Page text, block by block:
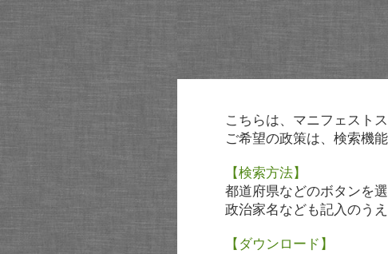
こちらは、マニフェスト
ご希望の政策は、検索機
【検索方法】
都道府県などのボタンを
政治家名なども記入のう
【ダウンロード】